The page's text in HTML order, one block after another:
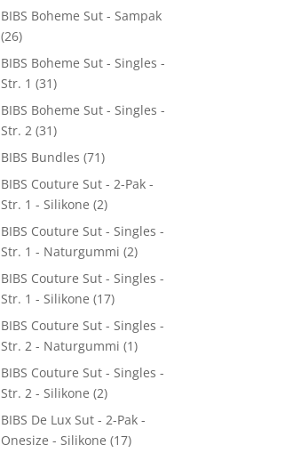
BIBS Boheme Sut - Sampak
(26)
BIBS Boheme Sut - Singles -
Str. 1 (31)
BIBS Boheme Sut - Singles -
Str. 2 (31)
BIBS Bundles (71)
BIBS Couture Sut - 2-Pak -
Str. 1 - Silikone (2)
BIBS Couture Sut - Singles -
Str. 1 - Naturgummi (2)
BIBS Couture Sut - Singles -
Str. 1 - Silikone (17)
BIBS Couture Sut - Singles -
Str. 2 - Naturgummi (1)
BIBS Couture Sut - Singles -
Str. 2 - Silikone (2)
BIBS De Lux Sut - 2-Pak -
Onesize - Silikone (17)